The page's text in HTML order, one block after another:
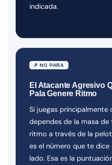
indicada.
✗ NO PARA
El Atacante Agresivo
Pala Genere Ritmo
Si juegas principalmente
dependes de la masa
ritmo a través de la
es el número que te
lado. Esa es la